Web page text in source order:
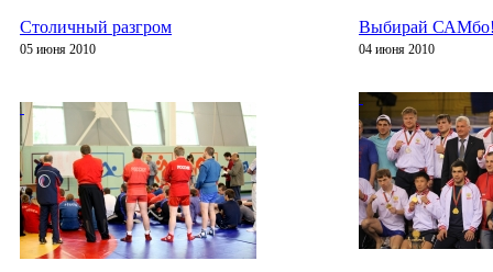
Столичный разгром
05 июня 2010
Выбирай
04 июня 2010